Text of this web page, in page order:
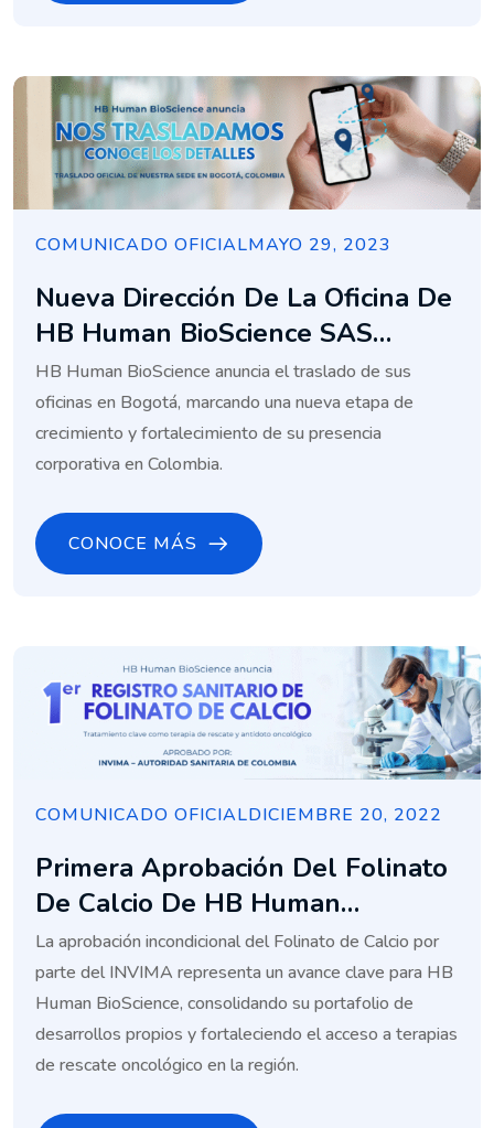
COMUNICADO OFICIALMAYO 29, 2023
Nueva Dirección De La Oficina De
HB Human BioScience SAS
(Colombia)
HB Human BioScience anuncia el traslado de sus
oficinas en Bogotá, marcando una nueva etapa de
crecimiento y fortalecimiento de su presencia
corporativa en Colombia.
CONOCE MÁS
COMUNICADO OFICIALDICIEMBRE 20, 2022
Primera Aprobación Del Folinato
De Calcio De HB Human
BioScience
La aprobación incondicional del Folinato de Calcio por
parte del INVIMA representa un avance clave para HB
Human BioScience, consolidando su portafolio de
desarrollos propios y fortaleciendo el acceso a terapias
de rescate oncológico en la región.